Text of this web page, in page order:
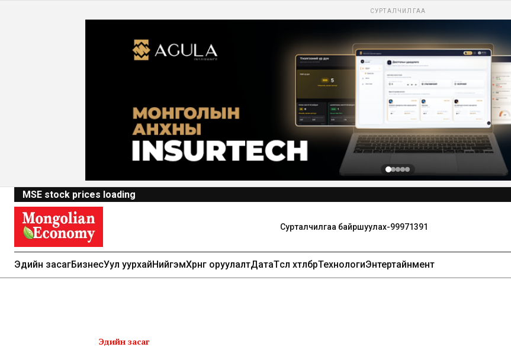
СУРТАЛЧИЛГАА
MSE stock prices loading
Эдийн засагБизнесУул уурхайНийгэмХөрөнгө оруулалтДатаТөсөл хөтөлбөрТехнологиЭнтертайнмент
Эдийн засаг